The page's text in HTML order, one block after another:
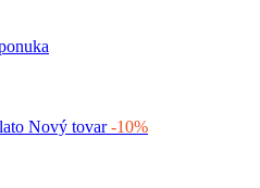
Nový tovar-10%